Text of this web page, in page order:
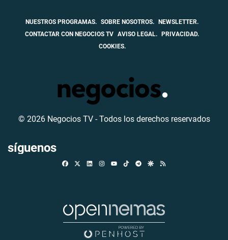
NUESTROS PROGRAMAS. SOBRE NOSOTROS. NEWSLETTER.
CONTACTAR CON NEGOCIOS TV AVISO LEGAL. PRIVACIDAD.
COOKIES.
© 2026 Negocios TV - Todos los derechos reservados
síguenos
FacebookLinkedinInstagramTikTokTelegramGoogle Discover